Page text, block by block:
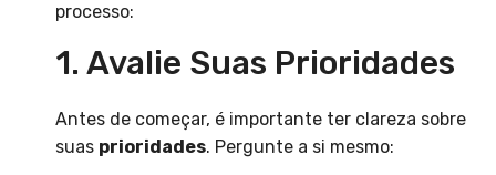
processo:
1. Avalie Suas Prioridades
Antes de começar, é importante ter clareza sobre
suas prioridades. Pergunte a si mesmo: